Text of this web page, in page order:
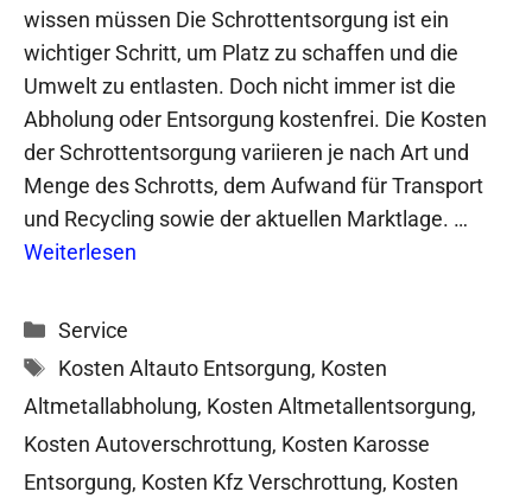
wissen müssen Die Schrottentsorgung ist ein
wichtiger Schritt, um Platz zu schaffen und die
Umwelt zu entlasten. Doch nicht immer ist die
Abholung oder Entsorgung kostenfrei. Die Kosten
der Schrottentsorgung variieren je nach Art und
Menge des Schrotts, dem Aufwand für Transport
und Recycling sowie der aktuellen Marktlage. …
Weiterlesen
Kategorien
Service
Schlagwörter
Kosten Altauto Entsorgung, Kosten
Altmetallabholung, Kosten Altmetallentsorgung,
Kosten Autoverschrottung, Kosten Karosse
Entsorgung, Kosten Kfz Verschrottung, Kosten